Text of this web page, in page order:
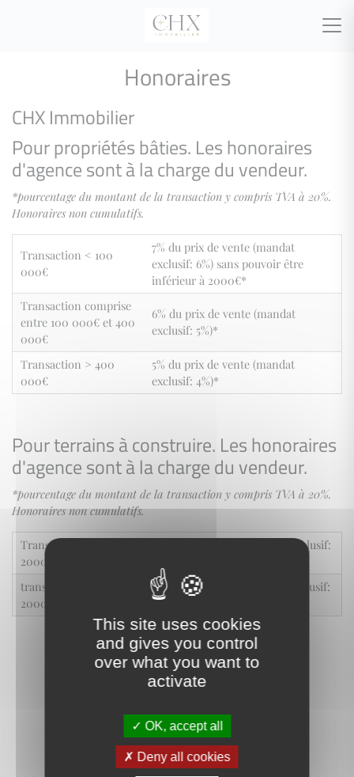
Honoraires
CHX Immobilier
Pour propriétés bâties. Les honoraires
d'agence sont à la charge du vendeur.
*pourcentage du montant de la transaction y compris TVA à 20%.
Honoraires non cumulatifs.
Transaction < 100
000€
7% du prix de vente (mandat
exclusif: 6%) sans pouvoir être
inférieur à 2000€*
Transaction comprise
entre 100 000€ et 400
000€
6% du prix de vente (mandat
exclusif: 5%)*
Transaction > 400
000€
5% du prix de vente (mandat
exclusif: 4%)*
Pour terrains à construire. Les honoraires
d'agence sont à la charge du vendeur.
*pourcentage du montant de la transaction y compris TVA à 20%.
Honoraires non cumulatifs.
Transaction <
200000€
8% du prix de vente (mandat exclusif:
transaction >
200000€
7% du prix de vente (mandat exclusif:
6%)
This site uses cookies
and gives you control
over what you want to
activate
OK, accept all
Deny all cookies